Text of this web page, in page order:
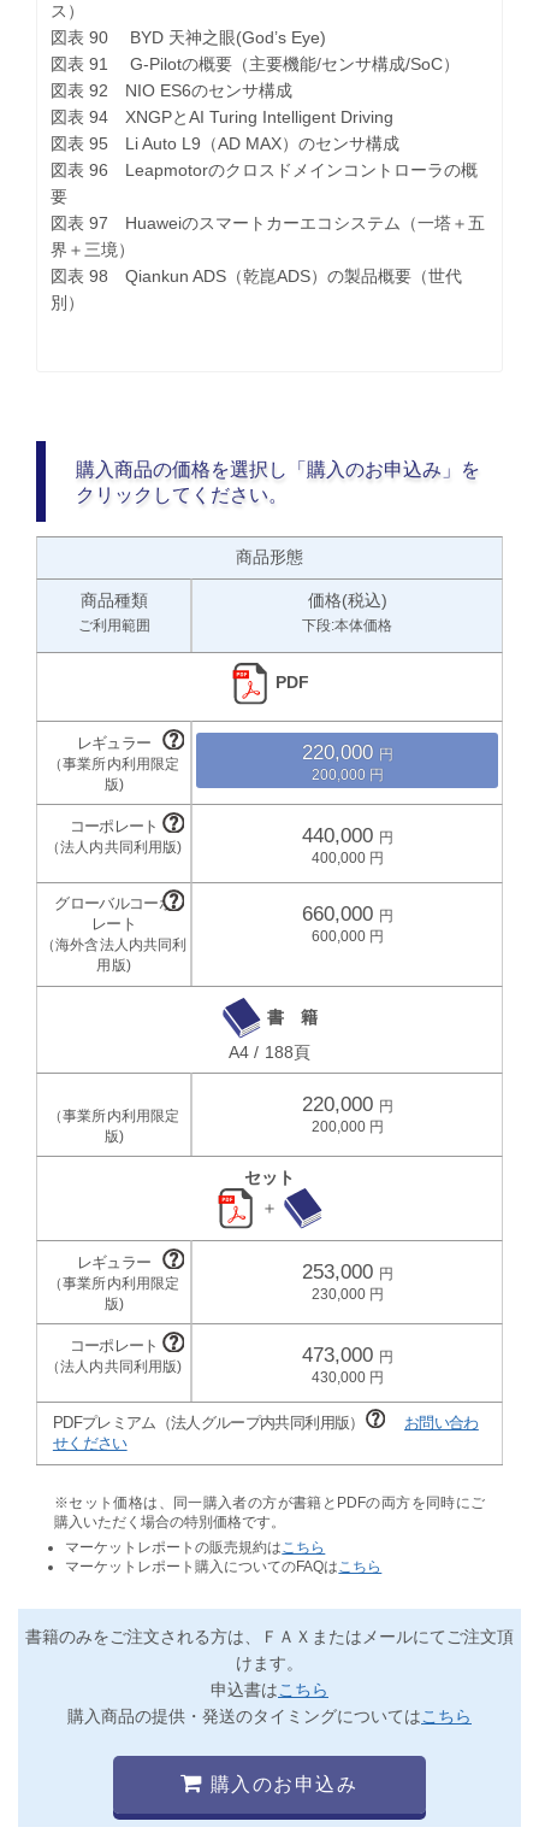
ス）
図表 90 BYD 天神之眼(God’s Eye)
図表 91 G-Pilotの概要（主要機能/センサ構成/SoC）
図表 92 NIO ES6のセンサ構成
図表 94 XNGPとAI Turing Intelligent Driving
図表 95 Li Auto L9（AD MAX）のセンサ構成
図表 96 Leapmotorのクロスドメインコントローラの概
要
図表 97 Huaweiのスマートカーエコシステム（一塔＋五
界＋三境）
図表 98 Qiankun ADS（乾崑ADS）の製品概要（世代
別）
購入商品の価格を選択し「購入のお申込み」を
クリックしてください。
商品形態
商品種類
ご利用範囲
価格(税込)
下段:本体価格
PDF
220,000
200,000
440,000
400,000
660,000
600,000
書 籍
A4 / 188頁
220,000
200,000
セット
＋
253,000
230,000
473,000
430,000
PDFプレミアム（法人グループ内共同利用版）
お問い合わ
せください
※セット価格は、同一購入者の方が書籍とPDFの両方を同時にご
購入いただく場合の特別価格です。
マーケットレポートの販売規約は こちら
マーケットレポート購入についてのFAQは こちら
書籍のみをご注文される方は、ＦＡＸまたはメールにてご注文頂
けます。
申込書はこちら
購入商品の提供・発送のタイミングについてはこちら
購入のお申込み